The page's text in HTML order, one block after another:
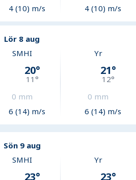
4 (10) m/s
4 (10) m/s
Lör 8 aug
SMHI
20°
11 °
0 mm
6 (14) m/s
Yr
21°
12°
0 mm
6 (14) m/s
Sön 9 aug
SMHI
23°
Yr
23°